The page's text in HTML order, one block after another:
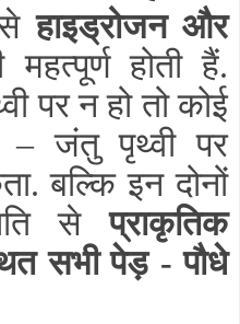
हाइड्रोजन और
होती हैं.
पर न हो तो कोई
– जंतु पृथ्वी पर
बल्कि इन दोनों
सेप्राकृतिक
सभी पेड़ - पौधे